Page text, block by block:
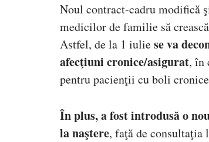
Noul contract-cadru modifică
medicilor de familie să
Astfel, de la 1 iuliese va
afecţiuni cronice/asigurat, în
pentru pacienţii cu boli
În plus, a fost introdusă o
la naştere, faţă de consultaţia